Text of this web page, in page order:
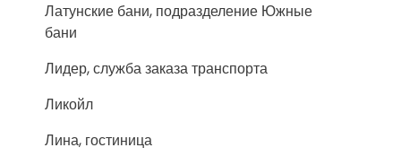
Латунские бани, подразделение Южные
бани
Лидер, служба заказа транспорта
Ликойл
Лина, гостиница